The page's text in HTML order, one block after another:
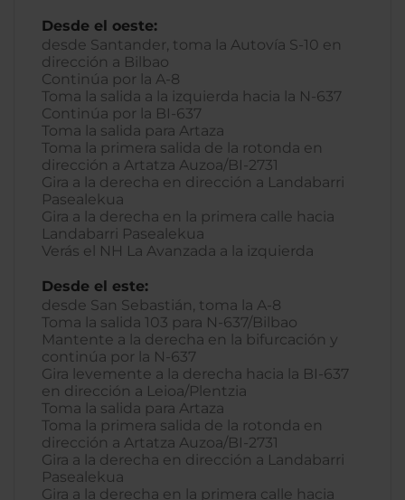
Desde el oeste:
desde Santander, toma la Autovía S-10 en
dirección a Bilbao
Continúa por la A-8
Toma la salida a la izquierda hacia la N-637
Continúa por la BI-637
Toma la salida para Artaza
Toma la primera salida de la rotonda en
dirección a Artatza Auzoa/BI-2731
Gira a la derecha en dirección a Landabarri
Pasealekua
Gira a la derecha en la primera calle hacia
Landabarri Pasealekua
Verás el NH La Avanzada a la izquierda
Desde el este:
desde San Sebastián, toma la A-8
Toma la salida 103 para N-637/Bilbao
Mantente a la derecha en la bifurcación y
continúa por la N-637
Gira levemente a la derecha hacia la BI-637
en dirección a Leioa/Plentzia
Toma la salida para Artaza
Toma la primera salida de la rotonda en
dirección a Artatza Auzoa/BI-2731
Gira a la derecha en dirección a Landabarri
Pasealekua
Gira a la derecha en la primera calle hacia